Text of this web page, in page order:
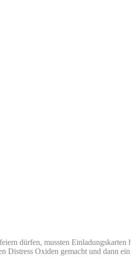
dürfen, mussten
Distress Oxiden gemacht und dann